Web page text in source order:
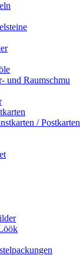
und Raumschmu
/ Postkarten